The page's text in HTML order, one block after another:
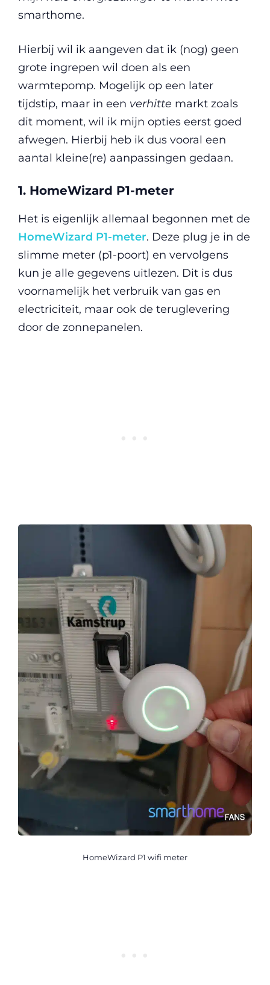
smarthome.
Hierbij wil ik aangeven dat ik (nog) geen
grote ingrepen wil doen als een
warmtepomp. Mogelijk op een later
tijdstip, maar in een verhitte markt zoals
dit moment, wil ik mijn opties eerst goed
afwegen. Hierbij heb ik dus vooral een
aantal kleine(re) aanpassingen gedaan.
1. HomeWizard P1-meter
Het is eigenlijk allemaal begonnen met de
HomeWizard P1-meter. Deze plug je in de
slimme meter (p1-poort) en vervolgens
kun je alle gegevens uitlezen. Dit is dus
voornamelijk het verbruik van gas en
electriciteit, maar ook de teruglevering
door de zonnepanelen.
HomeWizard P1 wifi meter